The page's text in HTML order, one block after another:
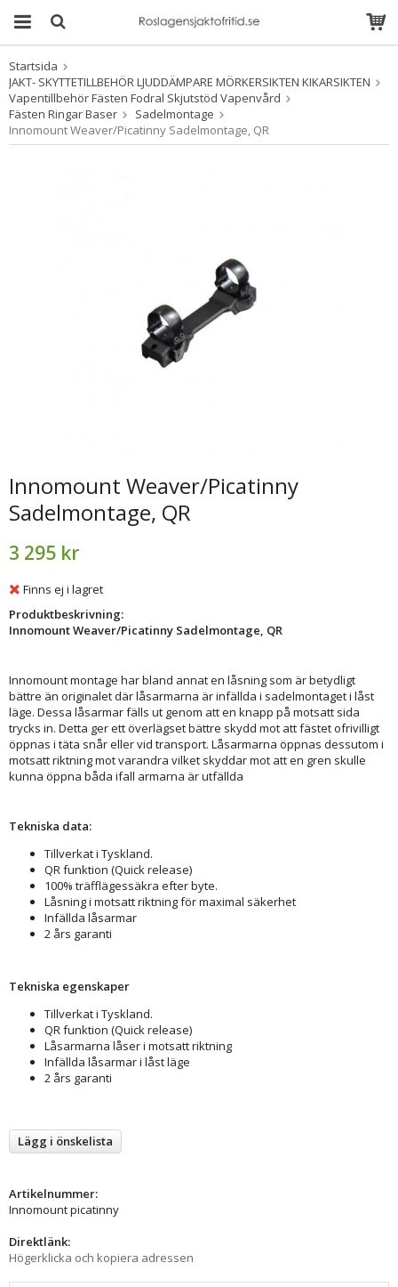
Produkten har blivit
tillagd i varukorgen
Startsida
JAKT- SKYTTETILLBEHÖR LJUDDÄMPARE MÖRKERSIKTEN KIKARSIKTEN
Vapentillbehör Fästen Fodral Skjutstöd Vapenvård
Fästen Ringar Baser
Sadelmontage
Innomount Weaver/Picatinny Sadelmontage, QR
Innomount Weaver/Picatinny
Sadelmontage, QR
3 295 kr
Finns ej i lagret
Produktbeskrivning:
Innomount Weaver/Picatinny Sadelmontage, QR
Innomount montage har bland annat en låsning som är betydligt
bättre än originalet där låsarmarna är infällda i sadelmontaget i låst
läge. Dessa låsarmar fälls ut genom att en knapp på motsatt sida
trycks in. Detta ger ett överlägset bättre skydd mot att fästet ofrivilligt
öppnas i täta snår eller vid transport. Låsarmarna öppnas dessutom i
motsatt riktning mot varandra vilket skyddar mot att en gren skulle
kunna öppna båda ifall armarna är utfällda
Tekniska data:
Tillverkat i Tyskland.
QR funktion (Quick release)
100% träfflägessäkra efter byte.
Låsning i motsatt riktning för maximal säkerhet
Infällda låsarmar
2 års garanti
Tekniska egenskaper
Tillverkat i Tyskland.
QR funktion (Quick release)
Låsarmarna låser i motsatt riktning
Infällda låsarmar i låst läge
2 års garanti
Lägg i önskelista
Artikelnummer:
Innomount picatinny
Direktlänk:
Högerklicka och kopiera adressen